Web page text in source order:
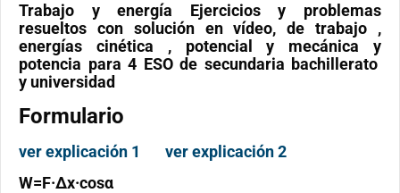
Trabajo y energía Ejercicios y problemas
resueltos con solución en vídeo, de trabajo ,
energías cinética , potencial y mecánica y
potencia para 4 ESO de secundaria bachillerato
y universidad
Formulario
ver explicación 1
ver explicación 2
W=F·∆x·cosα